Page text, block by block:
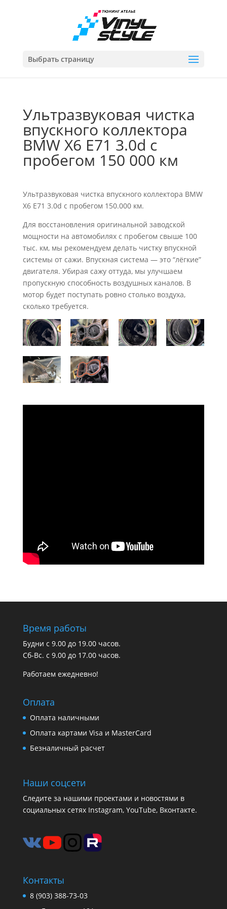
Выбрать страницу
Ультразвуковая чистка
впускного коллектора
BMW X6 E71 3.0d с
пробегом 150 000 км
Ультразвуковая чистка впускного коллектора BMW
X6 E71 3.0d с пробегом 150.000 км.
Для восстановления оригинальной заводской
мощности на автомобилях с пробегом свыше 100
тыс. км, мы рекомендуем делать чистку впускной
системы от сажи. Впускная система — это “лёгкие”
двигателя. Убирая сажу оттуда, мы улучшаем
пропускную способность воздушных каналов. В
мотор будет поступать ровно столько воздуха,
сколько требуется.
Время работы
Будни с 9.00 до 19.00 часов.
Сб-Вс. с 9.00 до 17.00 часов.
Работаем ежедневно!
Оплата
Оплата наличными
Оплата картами Visa и MasterCard
Безналичный расчет
Наши соцсети
Следите за нашими проектами и новостями в
социальных сетях Instagram, YouTube, Вконтакте.
Контакты
8 (903) 388-73-03